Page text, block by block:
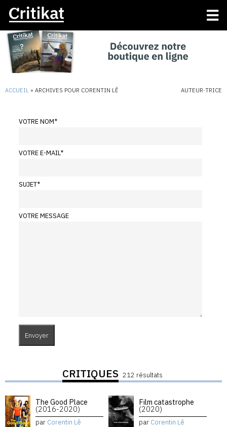
ACCUEIL » ARCHIVES POUR CORENTIN LÊ AUTEUR·TRICE
VOTRE NOM*
VOTRE E-MAIL*
SUJET*
VOTRE MESSAGE
CRITIQUES 212 résultats
The Good Place
(2016-2020)
par Corentin Lê
Film catastrophe
(2020)
par Corentin Lê